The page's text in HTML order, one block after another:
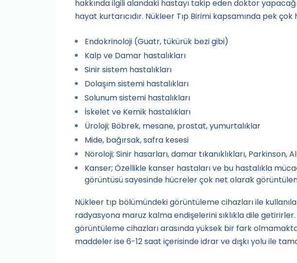
hakkında ilgili alandaki hastayı takip eden doktor
hayat kurtarıcıdır. Nükleer Tıp Birimi kapsamında pek
Endokrinoloji (Guatr, tükürük bezi gibi)
Kalp ve Damar hastalıkları
Sinir sistem hastalıkları
Dolaşım sistemi hastalıkları
Solunum sistemi hastalıkları
İskelet ve Kemik hastalıkları
Üroloji; Böbrek, mesane, prostat, yumurtalıklar
Mide, bağırsak, safra kesesi
Nöroloji; Sinir hasarları, damar tıkanıklıkları, Parkinson,
Kanser; Özellikle kanser hastaları ve bu hastalıkla
görüntüsü sayesinde hücreler çok net olarak
Nükleer tıp bölümündeki görüntüleme cihazları ile
radyasyona maruz kalma endişelerini sıklıkla dile
görüntüleme cihazları arasında yüksek bir fark
maddeler ise 6-12 saat içerisinde idrar ve dışkı yolu ile